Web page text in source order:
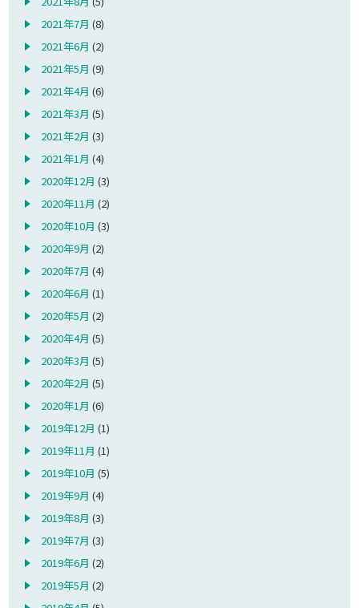
2021年7月 (8)
2021年6月 (2)
2021年5月 (9)
2021年4月 (6)
2021年3月 (5)
2021年2月 (3)
2021年1月 (4)
2020年12月 (3)
2020年11月 (2)
2020年10月 (3)
2020年9月 (2)
2020年7月 (4)
2020年6月 (1)
2020年5月 (2)
2020年4月 (5)
2020年3月 (5)
2020年2月 (5)
2020年1月 (6)
2019年12月 (1)
2019年11月 (1)
2019年10月 (5)
2019年9月 (4)
2019年8月 (3)
2019年7月 (3)
2019年6月 (2)
2019年5月 (2)